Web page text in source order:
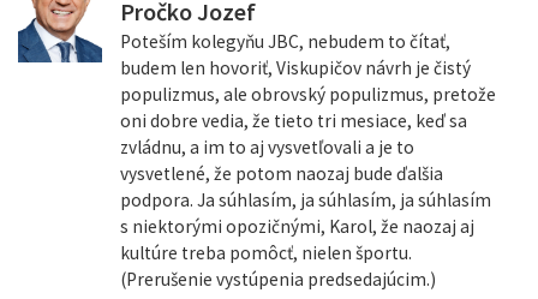
Pročko Jozef
Poteším kolegyňu JBC, nebudem to čítať,
budem len hovoriť, Viskupičov návrh je čistý
populizmus, ale obrovský populizmus, pretože
oni dobre vedia, že tieto tri mesiace, keď sa
zvládnu, a im to aj vysvetľovali a je to
vysvetlené, že potom naozaj bude ďalšia
podpora. Ja súhlasím, ja súhlasím, ja súhlasím
s niektorými opozičnými, Karol, že naozaj aj
kultúre treba pomôcť, nielen športu.
(Prerušenie vystúpenia predsedajúcim.)